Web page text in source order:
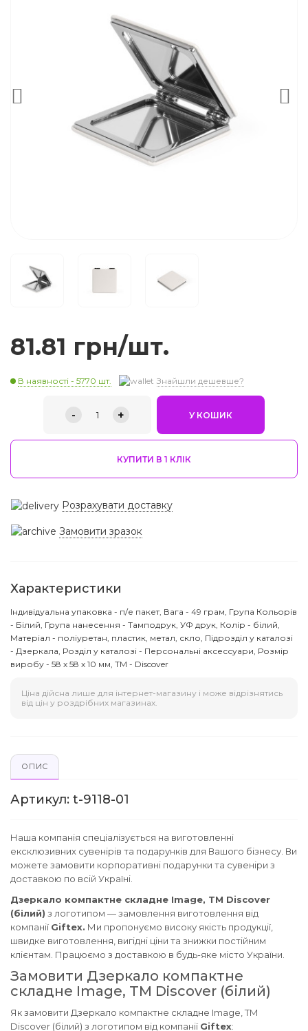
81.81 грн/шт.
В наявності - 5770 шт. Знайшли дешевше?
- 1 + У КОШИК
КУПИТИ В 1 КЛIК
Розрахувати доставку
Замовити зразок
Характеристики
Індивідуальна упаковка - п/е пакет, Вага - 49 грам, Група Кольорів
- Білий, Група нанесення - Тамподрук, УФ друк, Колір - білий,
Матеріал - поліуретан, пластик, метал, скло, Підрозділ у каталозі
- Дзеркала, Розділ у каталозі - Персональні аксессуари, Розмір
виробу - 58 х 58 х 10 мм, ТМ - Discover
Ціна дійсна лише для інтернет-магазину і може відрізнятись
від цін у роздрібних магазинах.
ОПИС
Артикул: t-9118-01
Наша компанія спеціалізується на виготовленні
ексклюзивних сувенірів та подарунків для Вашого бізнесу. Ви
можете замовити корпоративні подарунки та сувеніри з
доставкою по всій Україні.
Дзеркало компактне складне Image, TM Discover
(білий) з логотипом — замовлення виготовлення від
компанії Giftex. Ми пропонуємо високу якість продукції,
швидке виготовлення, вигідні ціни та знижки постійним
клієнтам. Працюємо з доставкою в будь-яке місто України.
Замовити Дзеркало компактне
складне Image, TM Discover (білий)
Як замовити Дзеркало компактне складне Image, TM
Discover (білий) з логотипом від компанії Giftex: